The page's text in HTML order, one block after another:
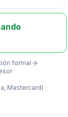
formal
Mastercard)